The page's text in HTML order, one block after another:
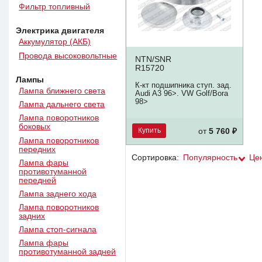
Фильтр топливный
Электрика двигателя
Аккумулятор (АКБ)
Провода высоковольтные
Лампы
Лампа ближнего света
Лампа дальнего света
Лампа поворотников
боковых
Лампа поворотников
передних
Лампа фары
противотуманной
передней
Лампа заднего хода
Лампа поворотников
задних
Лампа стоп-сигнала
Лампа фары
противотуманной задней
NTN/SNR
R15720
К-кт подшипника ступ. зад.
Audi A3 96>. VW Golf/Bora
98>
Купить от5 760 ₽
Сортировка: Популярность